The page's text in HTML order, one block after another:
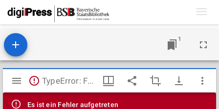
1
Mirador
Viewer
TypeError: Failed to fetch
Es ist ein Fehler aufgetreten